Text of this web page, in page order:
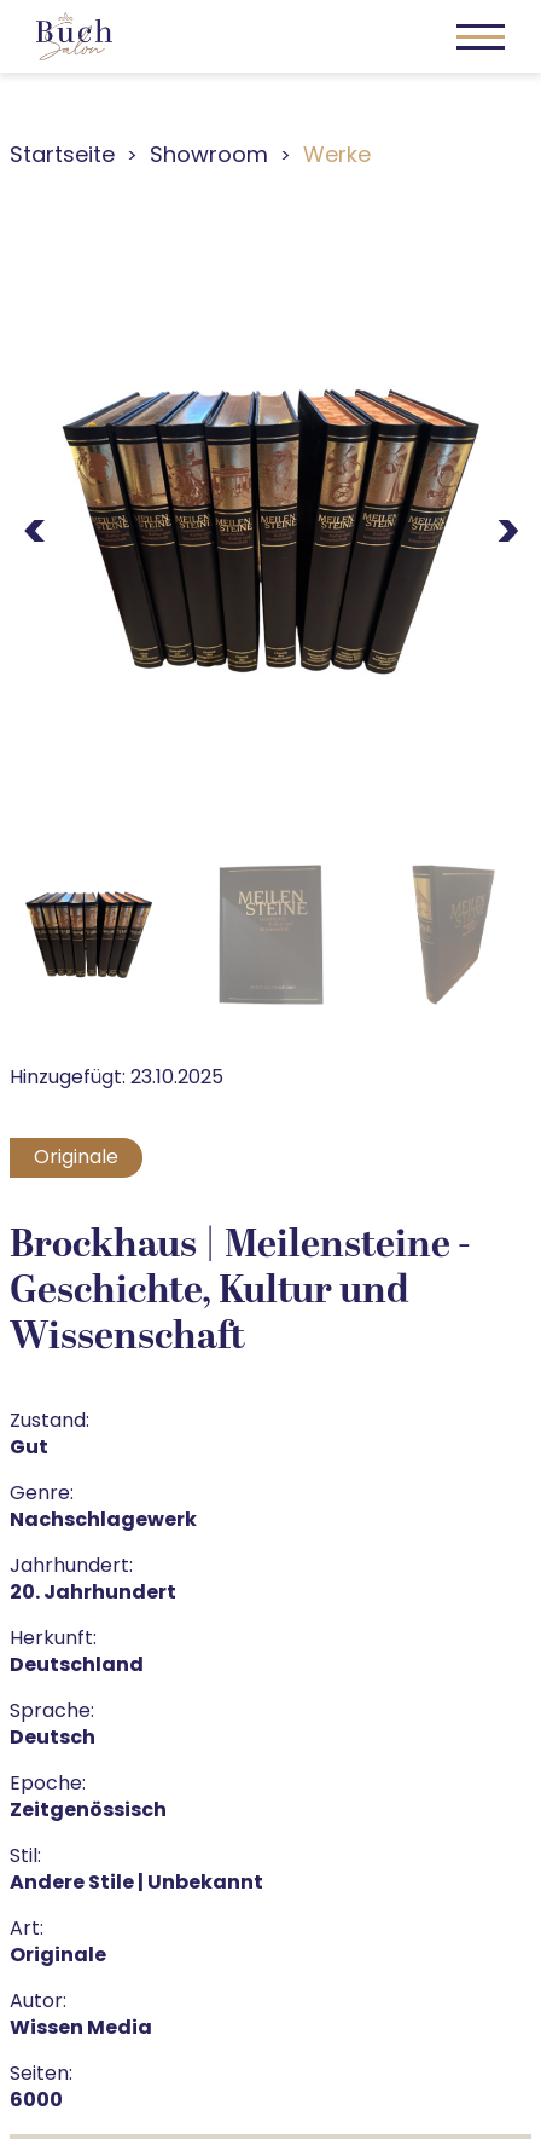
Startseite Showroom Werke
Next
Hinzugefügt:23.10.2025
Originale
Brockhaus | Meilensteine -
Geschichte, Kultur und
Wissenschaft
Zustand:
Gut
Genre:
Nachschlagewerk
Jahrhundert:
20. Jahrhundert
Herkunft:
Deutschland
Sprache:
Deutsch
Epoche:
Zeitgenössisch
Stil:
Andere Stile | Unbekannt
Art:
Originale
Autor:
Wissen Media
Seiten:
6000